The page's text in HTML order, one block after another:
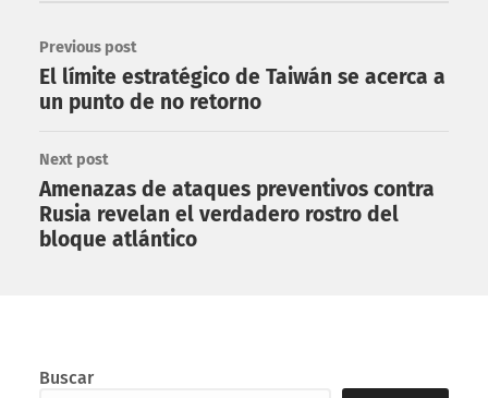
Previous post
El límite estratégico de Taiwán se acerca a
un punto de no retorno
Next post
Amenazas de ataques preventivos contra
Rusia revelan el verdadero rostro del
bloque atlántico
Buscar